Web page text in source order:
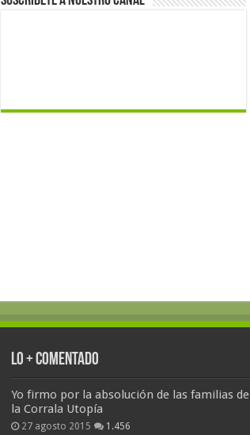
Lo + Comentado
Yo firmo por la absolución de las familias de
la Corrala Utopía
27 agosto 2015 1.456